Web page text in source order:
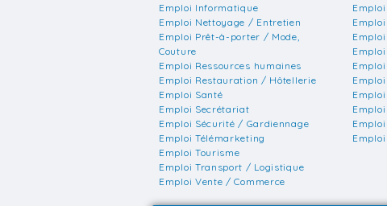
Emploi Informatique
Emploi Nettoyage / Entretien
Emploi Prêt-à-porter / Mode,
Couture
Emploi Ressources humaines
Emploi Restauration / Hôtellerie
Emploi Santé
Emploi Secrétariat
Emploi Sécurité / Gardiennage
Emploi Télémarketing
Emploi Tourisme
Emploi Transport / Logistique
Emploi Vente / Commerce